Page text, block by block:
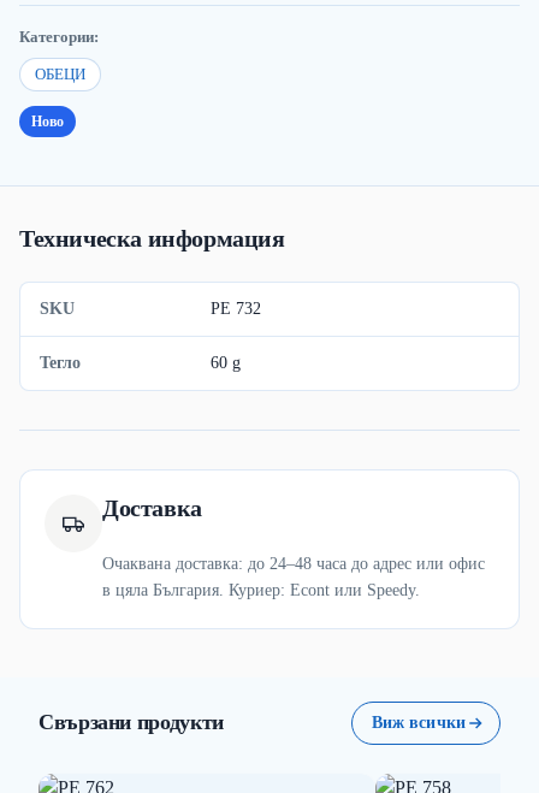
Категории:
ОБЕЦИ
Ново
Техническа информация
SKU PE 732
Тегло 60 g
Доставка
Очаквана доставка: до 24–48 часа до адрес или офис
в цяла България. Куриер: Econt или Speedy.
Свързани продукти Виж всички